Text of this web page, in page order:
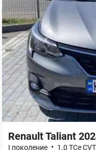
Renault Taliant
I поколение • 1.0 TCe